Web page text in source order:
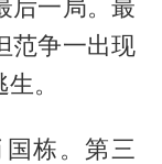
后一局。最
范争一出现
。
国栋。第三